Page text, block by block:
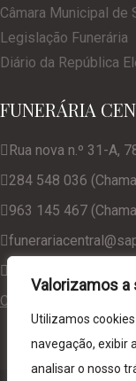
Valorizamos a
Utilizamos
navegação, exibir
analisar o nosso
Câmara Municipal de
Legislação Funerária
Diário da República
FUNERÁRIA
Rua nova n.º 31-A,
284 548 036
963 145 467
Consulte a nossa